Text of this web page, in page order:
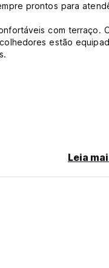
prontos para
​​com terraço.
estão
Leia